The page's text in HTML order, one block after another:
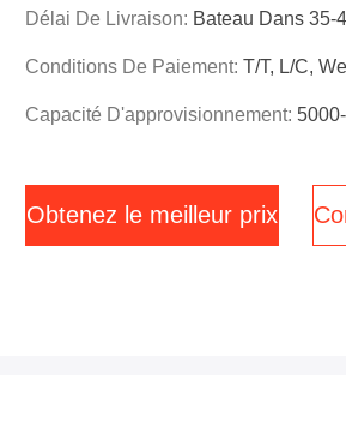
Délai De Livraison: Bateau Dans 35-
Conditions De Paiement: T/T, L/C,
Capacité D'approvisionnement:
Obtenez le meilleur prix